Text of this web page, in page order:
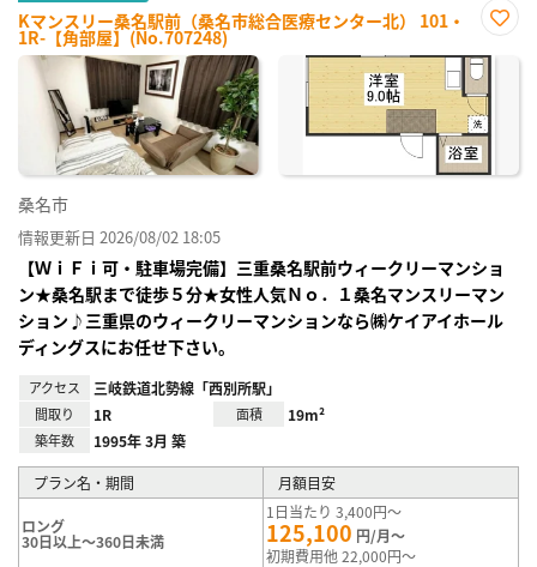
Kマンスリー桑名駅前（桑名市総合医療センター北） 101・
1R-【角部屋】(No.707248)
に入
り登
録
桑名市
情報更新日 2026/08/02 18:05
【ＷｉＦｉ可・駐車場完備】三重桑名駅前ウィークリーマンショ
ン★桑名駅まで徒歩５分★女性人気Ｎｏ．１桑名マンスリーマン
ション♪三重県のウィークリーマンションなら㈱ケイアイホール
ディングスにお任せ下さい。
アクセス 三岐鉄道北勢線「西別所駅」
間取り 1R 面積 19m²
築年数 1995年 3月 築
プラン名・期間 月額目安
ロング
30日以上～360日未満
1日当たり 3,400円～
125,100 円/月～
初期費用他 22,000円～